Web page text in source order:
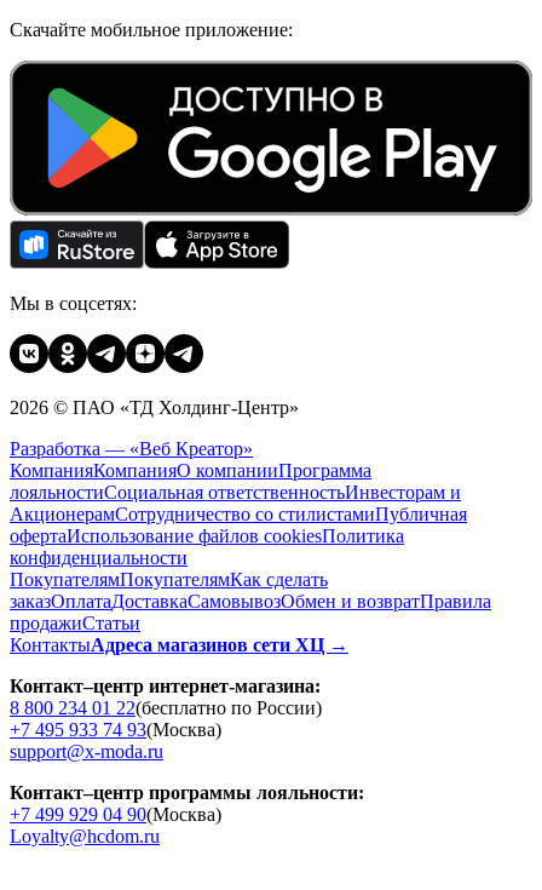
Скачайте мобильное приложение:
Мы в соцсетях:
2026 © ПАО «ТД Холдинг-Центр»
Разработка — «Веб Креатор»
КомпанияКомпанияО компанииПрограмма
лояльностиСоциальная ответственностьИнвесторам и
АкционерамСотрудничество со стилистамиПубличная
офертаИспользование файлов cookiesПолитика
конфиденциальности
ПокупателямПокупателямКак сделать
заказОплатаДоставкаCамовывозОбмен и возвратПравила
продажиСтатьи
КонтактыАдреса магазинов сети ХЦ →
Контакт–центр интернет-магазина:
8 800 234 01 22(бесплатно по России)
+7 495 933 74 93(Москва)
support@x-moda.ru
Контакт–центр программы лояльности:
+7 499 929 04 90(Москва)
Loyalty@hcdom.ru